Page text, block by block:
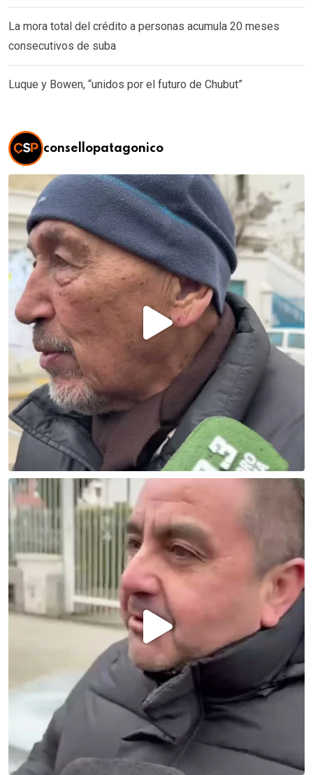
La mora total del crédito a personas acumula 20 meses
consecutivos de suba
Luque y Bowen, “unidos por el futuro de Chubut”
consellopatagonico